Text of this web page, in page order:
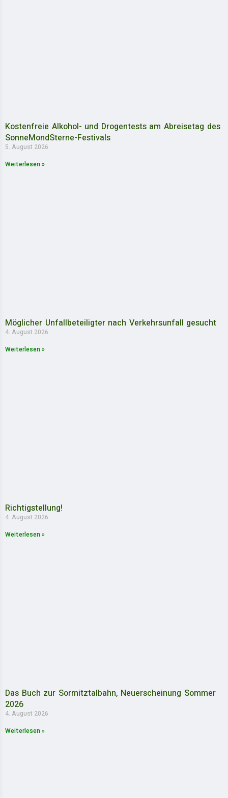
Kostenfreie Alkohol- und Drogentests am Abreisetag des
SonneMondSterne-Festivals
5. August 2026
Weiterlesen »
Möglicher Unfallbeteiligter nach Verkehrsunfall gesucht
4. August 2026
Weiterlesen »
Richtigstellung!
4. August 2026
Weiterlesen »
Das Buch zur Sormitztalbahn, Neuerscheinung Sommer
2026
4. August 2026
Weiterlesen »